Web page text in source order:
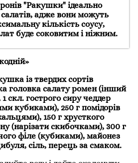
"Ракушки" ідеально
салатів, адже вони можуть
кількість соусу,
буде соковитим і ніжним.
із твердих сортів
головка салату ромен (інший
скл. гострого сиру чеддер
кубиками), 250 г помідорів
150 г хрусткого
(нарізати скибочками), 300 г
філе (кубиками), майонез
сіль, перець за смаком.